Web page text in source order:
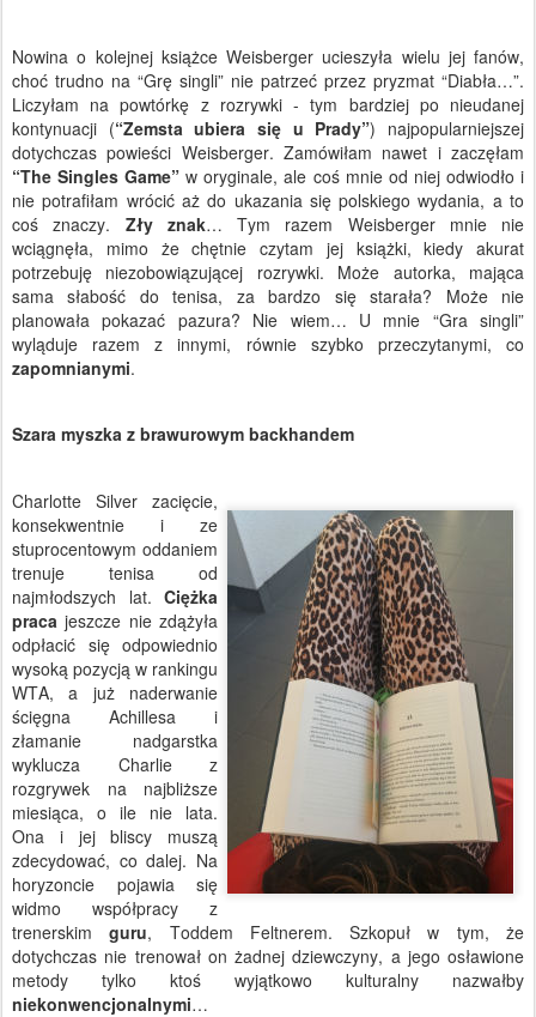
Nowina o kolejnej książce Weisberger ucieszyła wielu jej fanów,
choć trudno na “Grę singli” nie patrzeć przez pryzmat “Diabła…”.
Liczyłam na powtórkę z rozrywki - tym bardziej po nieudanej
kontynuacji (“Zemsta ubiera się u Prady”) najpopularniejszej
dotychczas powieści Weisberger. Zamówiłam nawet i zaczęłam
“The Singles Game” w oryginale, ale coś mnie od niej odwiodło i
nie potrafiłam wrócić aż do ukazania się polskiego wydania, a to
coś znaczy. Zły znak… Tym razem Weisberger mnie nie
wciągnęła, mimo że chętnie czytam jej książki, kiedy akurat
potrzebuję niezobowiązującej rozrywki. Może autorka, mająca
sama słabość do tenisa, za bardzo się starała? Może nie
planowała pokazać pazura? Nie wiem… U mnie “Gra singli”
wyląduje razem z innymi, równie szybko przeczytanymi, co
zapomnianymi.
Szara myszka z brawurowym backhandem
Charlotte Silver zacięcie,
konsekwentnie i ze
stuprocentowym oddaniem
trenuje tenisa od
najmłodszych lat. Ciężka
praca jeszcze nie zdążyła
odpłacić się odpowiednio
wysoką pozycją w rankingu
WTA, a już naderwanie
ścięgna Achillesa i
złamanie nadgarstka
wyklucza Charlie z
rozgrywek na najbliższe
miesiąca, o ile nie lata.
Ona i jej bliscy muszą
zdecydować, co dalej. Na
horyzoncie pojawia się
widmo współpracy z
trenerskimguru, Toddem Feltnerem. Szkopuł w tym, że
dotychczas nie trenował on żadnej dziewczyny, a jego osławione
metody tylko ktoś wyjątkowo kulturalny nazwałby
niekonwencjonalnymi…